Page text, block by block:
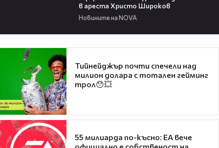
в ареста Христо Широков
Новините на NOVA
Тийнейджър почти спечели над
милион долара с тотален гейминг
трол😯💥
55 милиарда по-късно: EA вече